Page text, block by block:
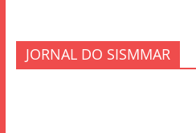
JORNAL DO SISMMAR